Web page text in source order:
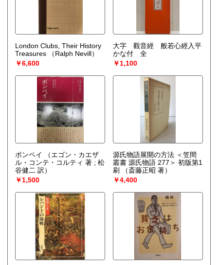
London Clubs, Their History
Treasures
（Ralph Nevill）
￥6,600
大字 觀音經 般若心經入平
かな付 全
￥1,100
ポンペイ
（エゴン・カエザ
ル・コンテ・コルティ 著 ; 松
谷健二 訳）
￥1,500
源氏物語展開の方法 ＜笠間
叢書 源氏物語 277＞ 初版第1
刷
（斎藤正昭 著）
￥4,400